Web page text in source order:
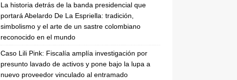
La historia detrás de la banda presidencial que
portará Abelardo De La Espriella: tradición,
simbolismo y el arte de un sastre colombiano
reconocido en el mundo
Caso Lili Pink: Fiscalía amplía investigación por
presunto lavado de activos y pone bajo la lupa a
nuevo proveedor vinculado al entramado